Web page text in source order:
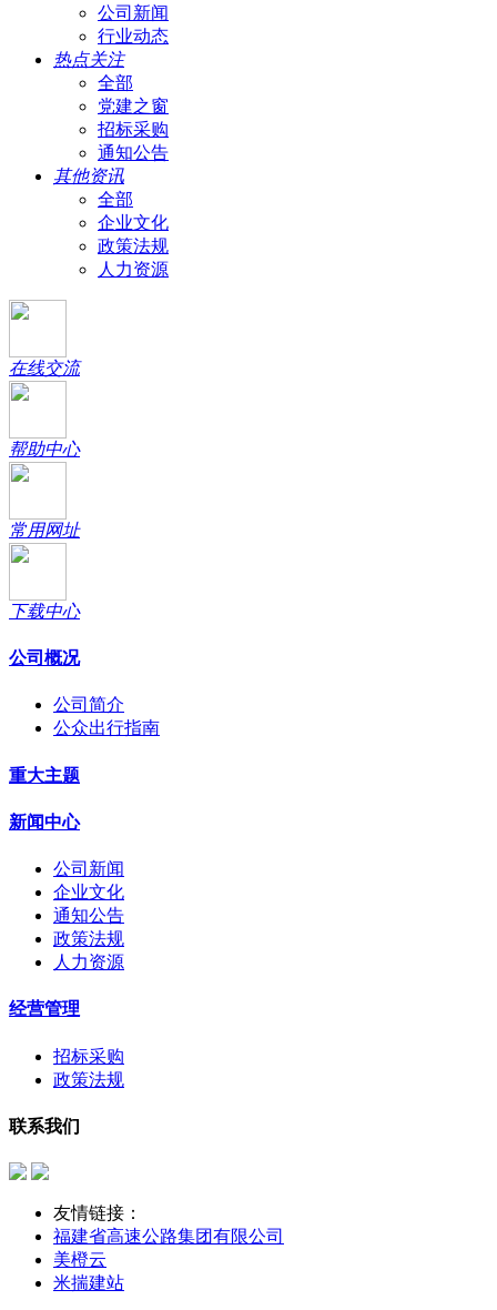
公司新闻
行业动态
热点关注
全部
党建之窗
招标采购
通知公告
其他资讯
全部
企业文化
政策法规
人力资源
在线交流
帮助中心
常用网址
下载中心
公司概况
公司简介
公众出行指南
重大主题
新闻中心
公司新闻
企业文化
通知公告
政策法规
人力资源
经营管理
招标采购
政策法规
联系我们
友情链接：
福建省高速公路集团有限公司
美橙云
米揣建站